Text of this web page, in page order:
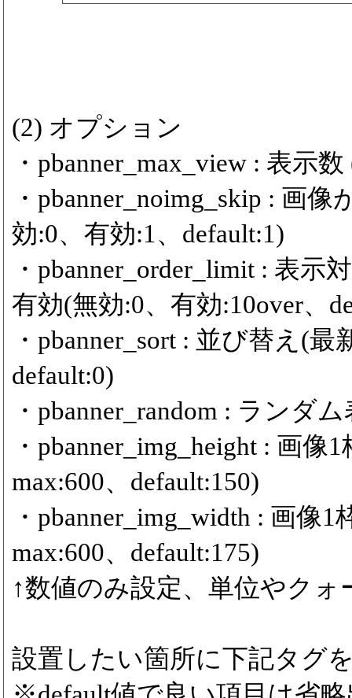
(2) オプション
・pbanner_max_view : 表示
・pbanner_noimg_skip : 画
効:0、有効:1、default:1)
・pbanner_order_limit : 表
有効(無効:0、有効:10over、
・pbanner_sort : 並び替え(
default:0)
・pbanner_random : ランダ
・pbanner_img_height : 画
max:600、default:150)
・pbanner_img_width : 画像
max:600、default:175)
↑数値のみ設定、単位やク
設置したい箇所に下記タグ